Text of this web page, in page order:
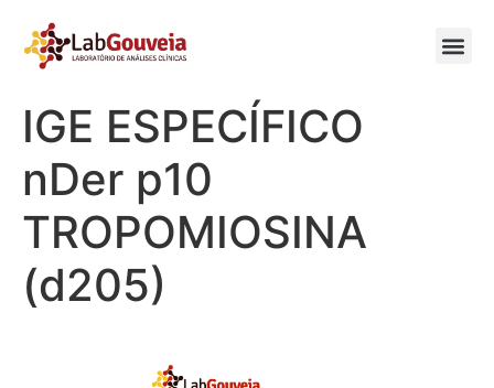
IGE ESPECÍFICO
nDer p10
TROPOMIOSINA
(d205)